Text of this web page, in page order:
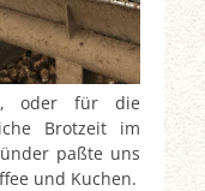
oder für die
Brotzeit im
paßte uns
und Kuchen.